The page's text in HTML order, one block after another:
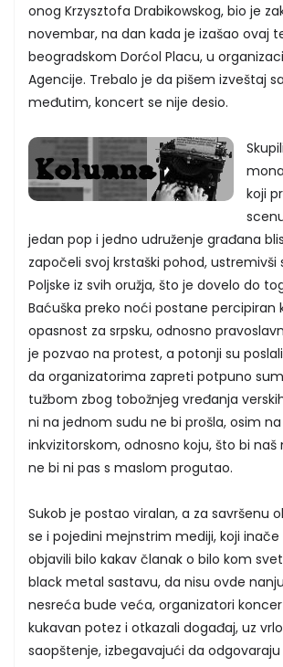
onog Krzysztofa Drabikowskog, bio je
novembar, na dan kada je izašao ovaj
beogradskom Dorćol Placu, u
Agencije. Trebalo je da pišem izveštaj
međutim, koncert se nije desio.
koji
jedan pop i jedno udruženje građana
započeli svoj krstaški pohod, ustremivši
Poljske iz svih oružja, što je dovelo do
Baćuška preko noći postane percipiran
opasnost za srpsku, odnosno
je pozvao na protest, a potonji su
da organizatorima zapreti potpuno
tužbom zbog tobožnjeg vređanja
ni na jednom sudu ne bi prošla, osim
inkvizitorskom, odnosno koju, što bi naš
ne bi ni pas s maslom progutao.
Sukob je postao viralan, a za savršenu
se i pojedini mejnstrim mediji, koji inače
objavili bilo kakav članak o bilo kom
black metal sastavu, da nisu ovde
nesreća bude veća, organizatori
kukavan potez i otkazali događaj, uz
saopštenje, izbegavajući da odgovaraju